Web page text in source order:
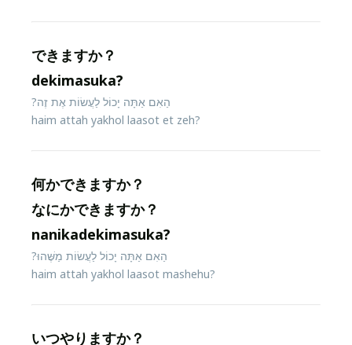
できますか？
dekimasuka?
הַאִם אַתָּה יָכוֹל לַעֲשׂוֹת אֶת זֶה?
haim attah yakhol laasot et zeh?
何かできますか？
なにかできますか？
nanikadekimasuka?
הַאִם אַתָּה יָכוֹל לַעֲשׂוֹת מַשֶּׁהוּ?
haim attah yakhol laasot mashehu?
いつやりますか？